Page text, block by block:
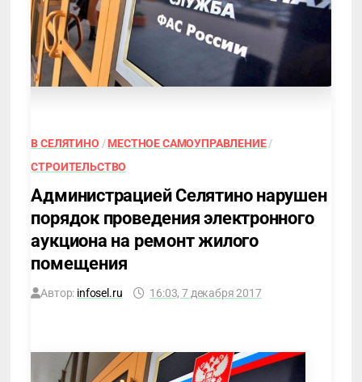
В СЕЛЯТИНО /МЕСТНОЕ САМОУПРАВЛЕНИЕ/
СТРОИТЕЛЬСТВО
Администрацией Селятино нарушен
порядок проведения электронного
аукциона на ремонт жилого
помещения
Автор: infosel.ru 16:03, 7 декабря 2017